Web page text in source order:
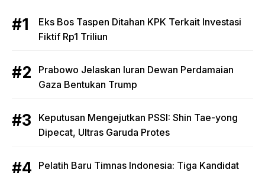
Eks Bos Taspen Ditahan KPK Terkait Investasi
Fiktif Rp1 Triliun
Prabowo Jelaskan Iuran Dewan Perdamaian
Gaza Bentukan Trump
Keputusan Mengejutkan PSSI: Shin Tae-yong
Dipecat, Ultras Garuda Protes
Pelatih Baru Timnas Indonesia: Tiga Kandidat